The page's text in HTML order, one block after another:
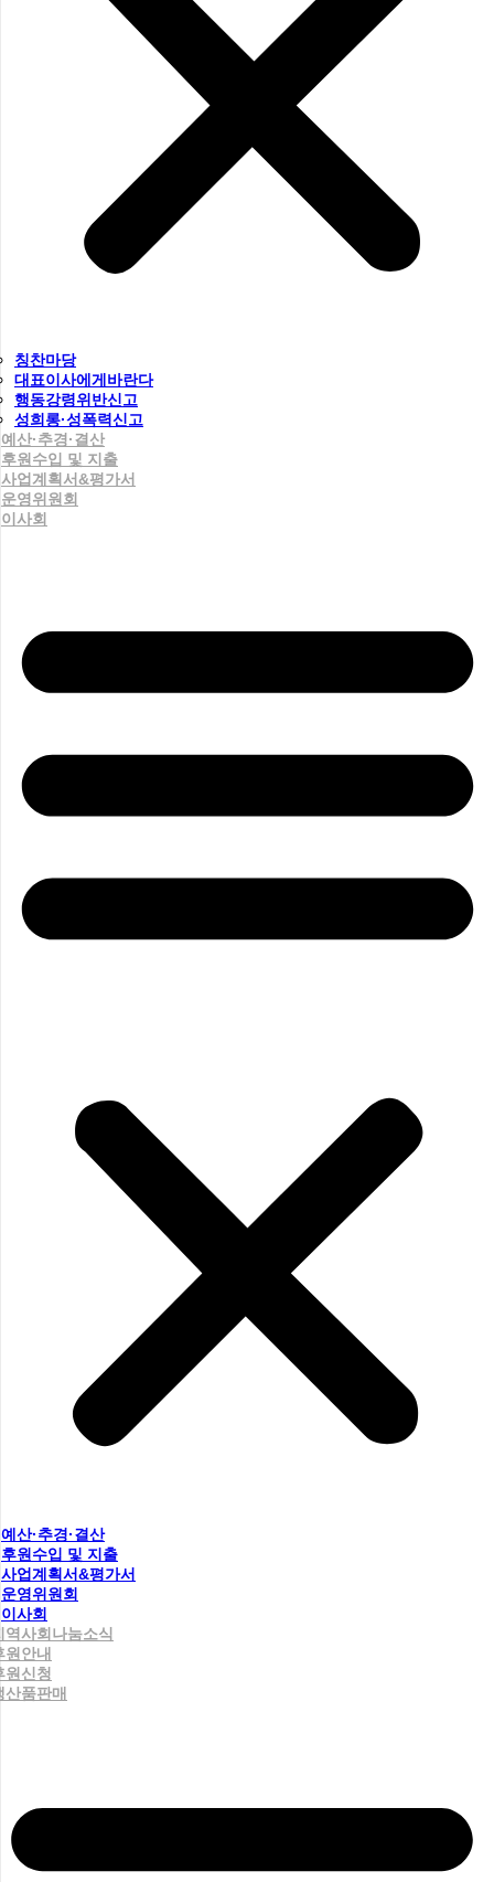
칭찬마당
대표이사에게바란다
행동강령위반신고
성희롱·성폭력신고
예산·추경·결산
후원수입 및 지출
사업계획서&평가서
운영위원회
이사회
예산·추경·결산
후원수입 및 지출
사업계획서&평가서
운영위원회
이사회
역사회나눔소식
원안내
원신청
산품판매